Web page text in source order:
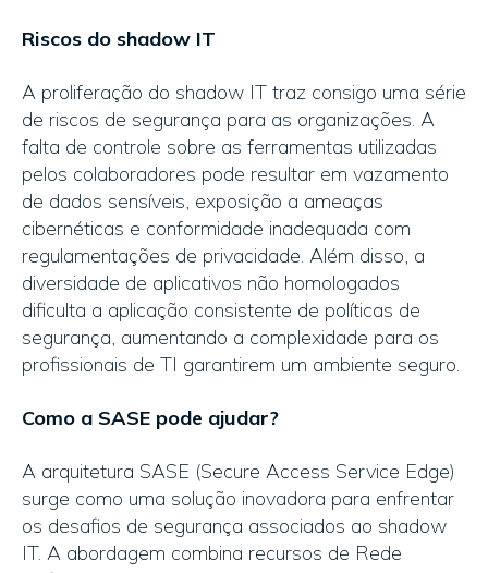
Riscos do shadow IT
A proliferação do shadow IT traz consigo uma série
de riscos de segurança para as organizações. A
falta de controle sobre as ferramentas utilizadas
pelos colaboradores pode resultar em vazamento
de dados sensíveis, exposição a ameaças
cibernéticas e conformidade inadequada com
regulamentações de privacidade. Além disso, a
diversidade de aplicativos não homologados
dificulta a aplicação consistente de políticas de
segurança, aumentando a complexidade para os
profissionais de TI garantirem um ambiente seguro.
Como a SASE pode ajudar?
A arquitetura SASE (Secure Access Service Edge)
surge como uma solução inovadora para enfrentar
os desafios de segurança associados ao shadow
IT. A abordagem combina recursos de Rede